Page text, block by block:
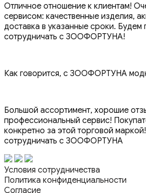
Отличное отношение к клиентам!
сервисом: качественные изделия,
доставка в указанные сроки. Будем
сотрудничать с ЗООФОРТУНА!
Как говорится, с ЗООФОРТУНА
Большой ассортимент, хорошие
профессиональный сервис!
конкретно за этой торговой
сотрудничать с ЗООФОРТУНА
Условия сотрудничества
Политика конфиденциальности
Согласие